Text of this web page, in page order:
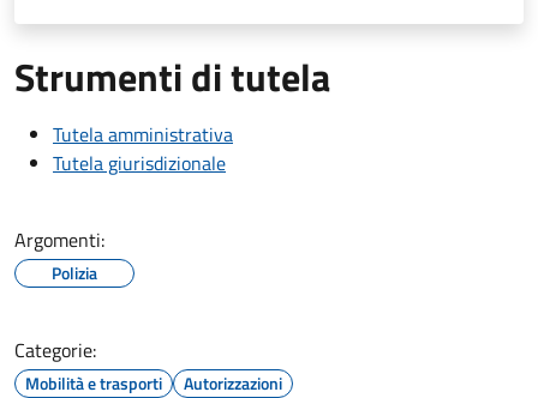
Strumenti di tutela
Tutela amministrativa
Tutela giurisdizionale
Argomenti:
Polizia
Categorie:
Mobilità e trasporti Autorizzazioni